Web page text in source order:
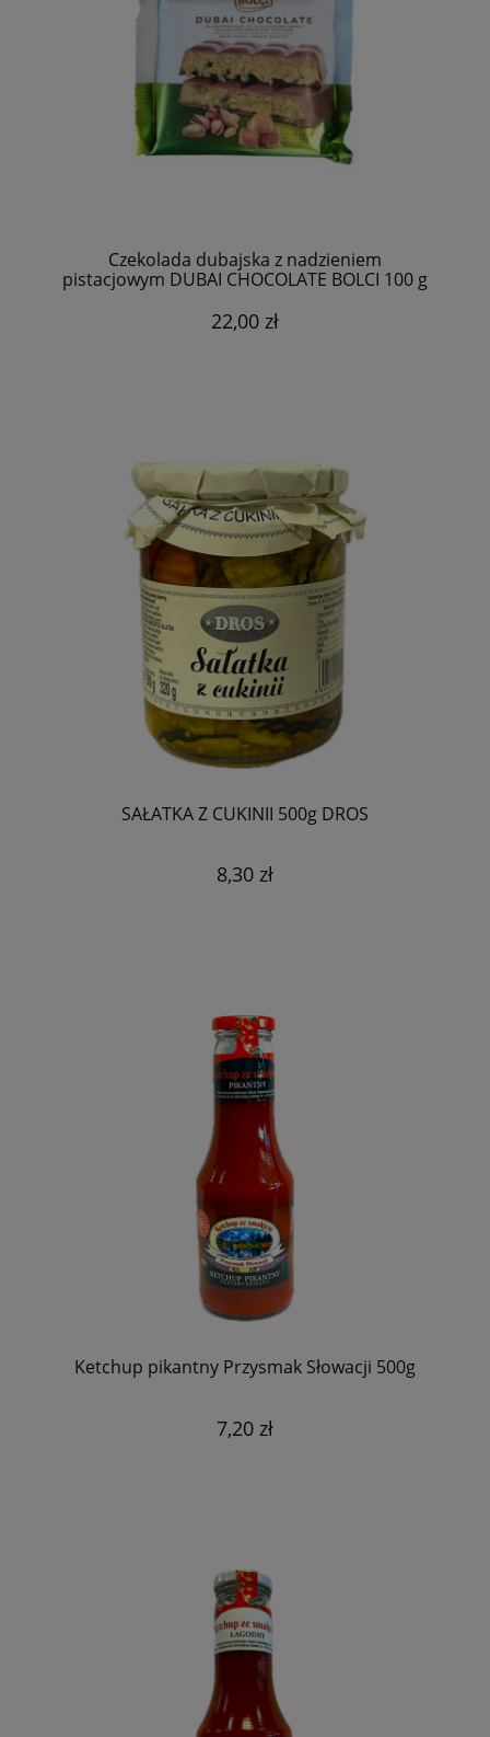
Czekolada dubajska z nadzieniem
pistacjowym DUBAI CHOCOLATE BOLCI 100 g
22,00 zł
SAŁATKA Z CUKINII 500g DROS
8,30 zł
Ketchup pikantny Przysmak Słowacji 500g
7,20 zł